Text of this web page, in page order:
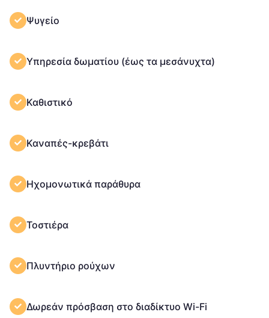
Ψυγείο
Υπηρεσία δωματίου (έως τα μεσάνυχτα)
Καθιστικό
Καναπές-κρεβάτι
Ηχομονωτικά παράθυρα
Τοστιέρα
Πλυντήριο ρούχων
Δωρεάν πρόσβαση στο διαδίκτυο Wi-Fi